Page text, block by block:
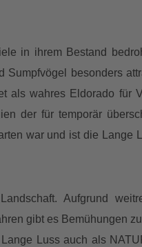
in ihrem Bestand
besonders
als wahres Eldorado für
der für temporär
war und ist die Lange
Aufgrund
gibt es Bemühungen
Luss auch als